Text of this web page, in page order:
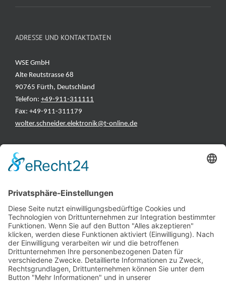
ADRESSE UND KONTAKTDATEN
WSE GmbH
Alte Reutstrasse 68
90765 Fürth, Deutschland
Telefon: +49-911-311111
Fax: +49-911-311179
wolter.schneider.elektronik@t-online.de
INFORMATIONEN
Hersteller
Fehlerliste
Impressum